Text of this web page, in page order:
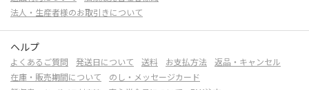
法人・生産者様のお取引きについて
ヘルプ
よくあるご質問 発送日について 送料 お支払方法
返品・キャンセル
在庫・販売期間について
のし・メッセージカード